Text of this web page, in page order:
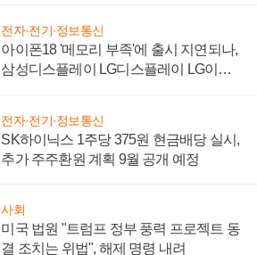
전자·전기·정보통신
아이폰18 '메모리 부족'에 출시 지연되나,
삼성디스플레이 LG디스플레이 LG이노
전자·전기·정보통신
SK하이닉스 1주당 375원 현금배당 실시,
추가 주주환원 계획 9월 공개 예정
사회
미국 법원 "트럼프 정부 풍력 프로젝트 동
결 조치는 위법", 해제 명령 내려